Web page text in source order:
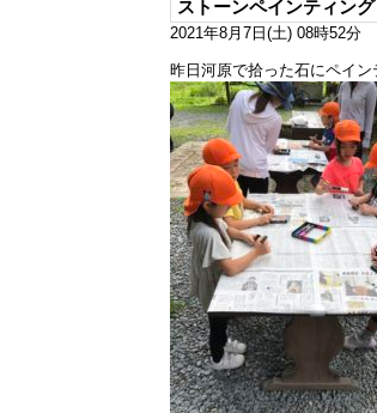
ストーンペインティング
2021年8月7日(土) 08時52分
昨日河原で拾った石にペイ